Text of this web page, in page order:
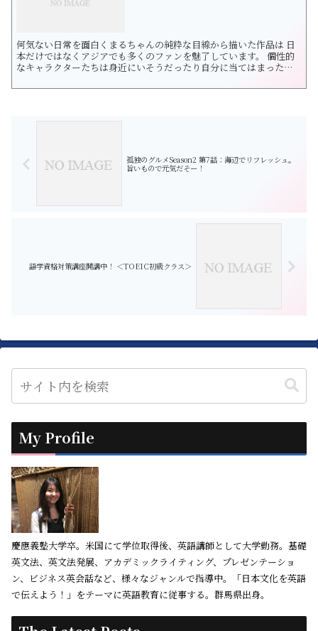
何気ない日常を面白くまるちゃんの純粋な目線から描いた作品は 日
本だけではなくアジアでも多くのファンを魅了しています。 個性的
なキャラクターたちは身近にいそうだったり自分に当てはまった
ね。 昭和・平成の代表的な漫画家さくらももこ先生を偲んで 一ファ
孤独のグルメSeason2 第7話：海辺でリフレッシュ。
旨いもので元気だそー！
語学資格対策講座開講中！ ＜TOEIC初級クラス＞
My Profile
慶應義塾大学卒。米国にて学位取得後、英語講師として大学勤務。基礎
英文法、英文法発展、アカデミックライティング、プレゼンテーショ
ン、ビジネス英会話など、様々なジャンルで指導中。「日本文化を英語
で伝えよう！」をテーマに英語教育に従事する。群馬県出身。